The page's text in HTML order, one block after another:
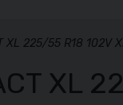
XL 225/55 R18 102V
XL